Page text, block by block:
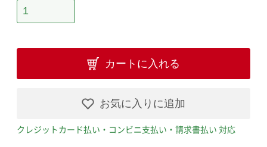
カートに入れる
お気に入りに追加
クレジットカード払い・コンビニ支払い・請求書払い 対応